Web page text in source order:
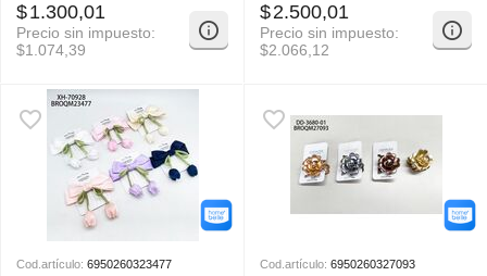
$1.300,01
Precio sin impuesto:
$1.074,39
$2.500,01
Precio sin impuesto:
$2.066,12
Cod.artículo: 6950260323477 Cod.artículo: 6950260327093